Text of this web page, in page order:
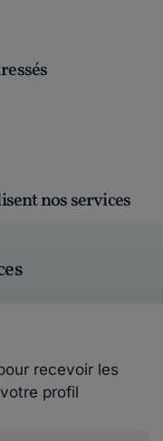
nos services
recevoir les
profil